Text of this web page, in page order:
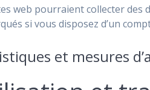
web pourraient collecter des
si vous disposez d’un
et mesures